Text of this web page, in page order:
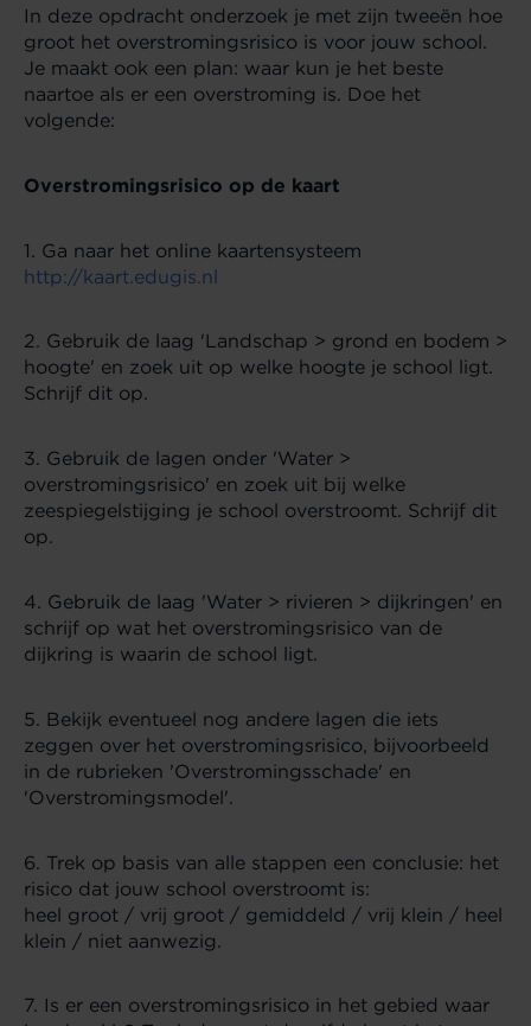
In deze opdracht onderzoek je met zijn tweeën hoe
groot het overstromingsrisico is voor jouw school.
Je maakt ook een plan: waar kun je het beste
naartoe als er een overstroming is. Doe het
volgende:
Overstromingsrisico op de kaart
1. Ga naar het online kaartensysteem
http://kaart.edugis.nl
2. Gebruik de laag 'Landschap > grond en bodem >
hoogte' en zoek uit op welke hoogte je school ligt.
Schrijf dit op.
3. Gebruik de lagen onder 'Water >
overstromingsrisico' en zoek uit bij welke
zeespiegelstijging je school overstroomt. Schrijf dit
op.
4. Gebruik de laag 'Water > rivieren > dijkringen' en
schrijf op wat het overstromingsrisico van de
dijkring is waarin de school ligt.
5. Bekijk eventueel nog andere lagen die iets
zeggen over het overstromingsrisico, bijvoorbeeld
in de rubrieken 'Overstromingsschade' en
'Overstromingsmodel'.
6. Trek op basis van alle stappen een conclusie: het
risico dat jouw school overstroomt is:
heel groot / vrij groot / gemiddeld / vrij klein / heel
klein / niet aanwezig.
7. Is er een overstromingsrisico in het gebied waar